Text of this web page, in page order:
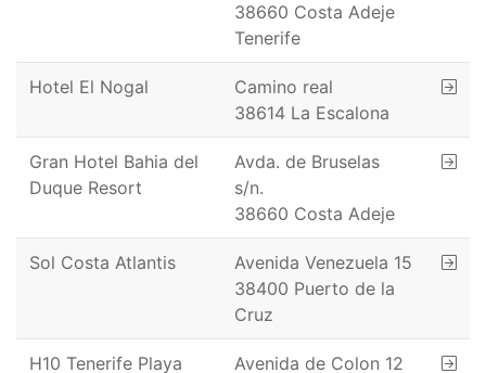
38660 Costa Adeje
Tenerife
Hotel El Nogal
Camino real
38614 La Escalona
Gran Hotel Bahia del
Duque Resort
Avda. de Bruselas
s/n.
38660 Costa Adeje
Sol Costa Atlantis
Avenida Venezuela 15
38400 Puerto de la
Cruz
H10 Tenerife Playa
Avenida de Colon 12